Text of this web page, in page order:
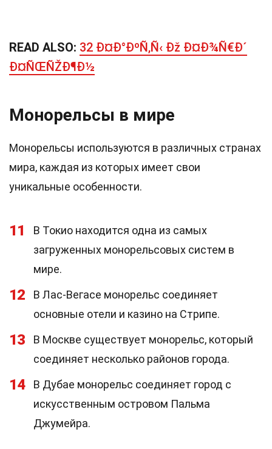
READ ALSO: 32 Ð¤Ð°ÐºÑ‚Ñ‹ Ðž Ð¤Ð¾Ñ€Ð´
Ð¤ÑŒÑŽÐ¶Ð½
Монорельсы в мире
Монорельсы используются в различных странах
мира, каждая из которых имеет свои
уникальные особенности.
11
В Токио находится одна из самых
загруженных монорельсовых систем в
мире.
12
В Лас-Вегасе монорельс соединяет
основные отели и казино на Стрипе.
13
В Москве существует монорельс, который
соединяет несколько районов города.
14
В Дубае монорельс соединяет город с
искусственным островом Пальма
Джумейра.